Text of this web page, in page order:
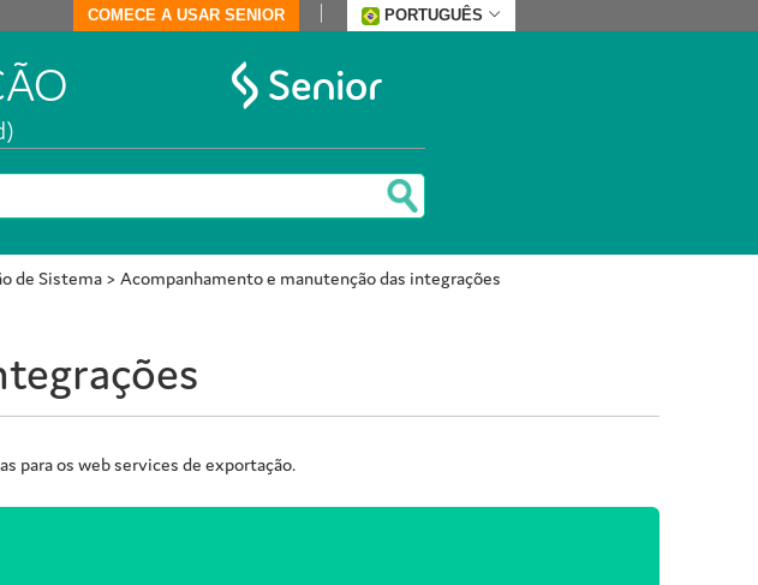
COMECE A USAR SENIOR PORTUGUÊS
de Sistema > Acompanhamento e manutenção das integrações
para os web services de exportação.